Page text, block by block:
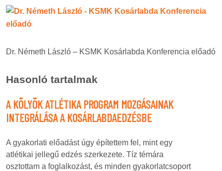
Dr. Németh László – KSMK Kosárlabda Konferencia előadó
Hasonló tartalmak
A KÖLYÖK ATLÉTIKA PROGRAM MOZGÁSAINAK
INTEGRÁLÁSA A KOSÁRLABDAEDZÉSBE
A gyakorlati előadást úgy építettem fel, mint egy
atlétikai jellegű edzés szerkezete. Tíz témára
osztottam a foglalkozást, és minden gyakorlatcsoport